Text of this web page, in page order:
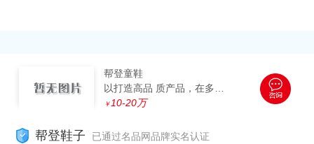
帮登童鞋
￥ 10-20万
帮登鞋子 已通过名品网品牌实名认证